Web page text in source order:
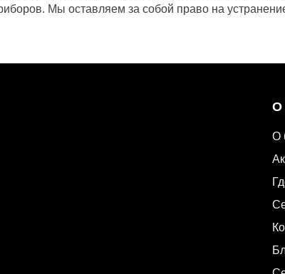
Мы оставляем за собой право на
О
О